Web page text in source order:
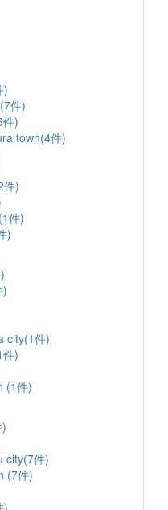
)
件)
)
town(4件)
件)
件)
)
)
city(1件)
)
(1件)
city(7件)
(7件)
)